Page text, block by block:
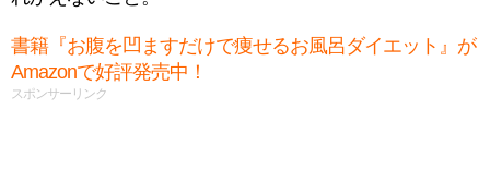
書籍『お腹を凹ますだけで痩せるお風呂ダイエット』が
Amazonで好評発売中！
スポンサーリンク